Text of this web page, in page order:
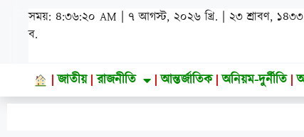
সময়: ৪:৩৬:২১ AM | ৭ আগস্ট, ২০২৬ খ্রি. | ২৩ শ্রাবণ, ১৪৩৩
জাতীয় রাজনীতি আন্তর্জাতিক অনিয়ম-দুর্নীতি